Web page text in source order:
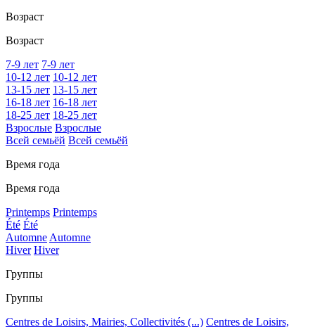
Возраст
Возраст
7-9 лет 7-9 лет
10-12 лет 10-12 лет
13-15 лет 13-15 лет
16-18 лет 16-18 лет
18-25 лет 18-25 лет
Взрослые Взрослые
Всей семьёй Всей семьёй
Время года
Время года
Printemps Printemps
Été Été
AutomneAutomne
Hiver Hiver
Группы
Группы
Centres de Loisirs, Mairies, Collectivités (...) Centres de Loisirs,